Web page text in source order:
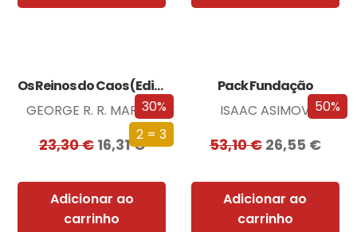
30%
2 = 3
Os Reinos do Caos (Edição especial limitada)
GEORGE R. R. MARTIN
23,30€ 16,31€
Adicionar ao
carrinho
50%
Pack Fundação
ISAAC ASIMOV
53,10€ 26,55 €
Adicionar ao
carrinho